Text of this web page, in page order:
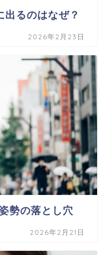
るのはなぜ？
2026年2月23日
勢の落とし穴
2026年2月21日